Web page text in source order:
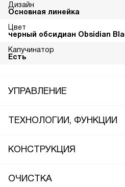
Дизайн
Основная линейка
Цвет
черный обсидиан Obsidian
Капучинатор
Есть
УПРАВЛЕНИЕ
ТЕХНОЛОГИИ, ФУНКЦИИ
КОНСТРУКЦИЯ
ОЧИСТКА